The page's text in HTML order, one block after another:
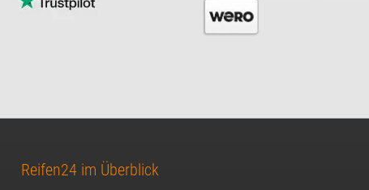
Reifen24 im Überblick